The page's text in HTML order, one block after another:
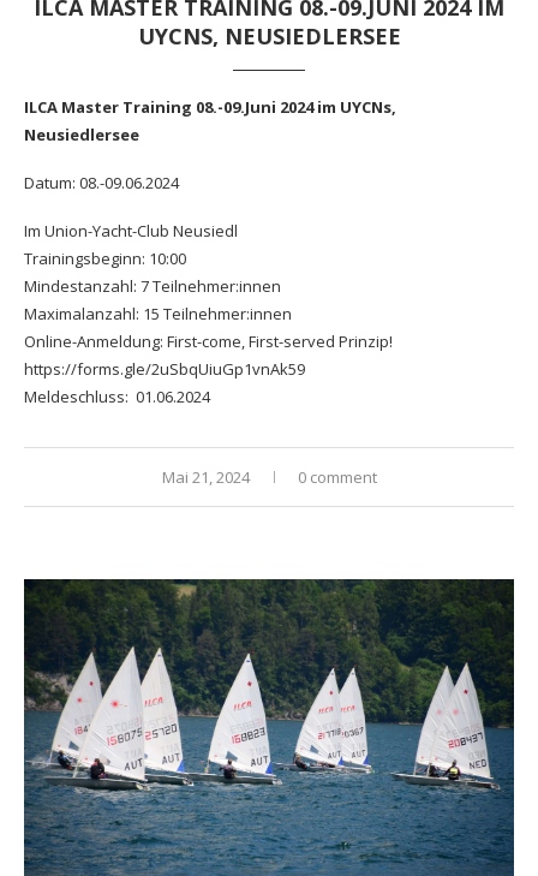
ILCA MASTER TRAINING 08.-09.JUNI 2024 IM
UYCNS, NEUSIEDLERSEE
ILCA Master Training 08.-09.Juni 2024 im UYCNs,
Neusiedlersee
Datum: 08.-09.06.2024
Im Union-Yacht-Club Neusiedl
Trainingsbeginn: 10:00
Mindestanzahl: 7 Teilnehmer:innen
Maximalanzahl: 15 Teilnehmer:innen
Online-Anmeldung: First-come, First-served Prinzip!
https://forms.gle/2uSbqUiuGp1vnAk59
Meldeschluss: 01.06.2024
Mai 21, 2024 0 comment